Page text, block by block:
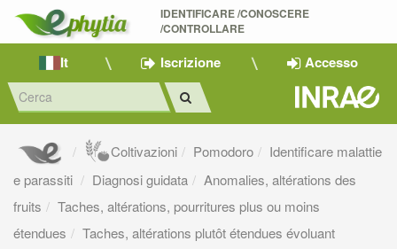
IDENTIFICARE /CONOSCERE
/CONTROLLARE
It Iscrizione Accesso
Coltivazioni Pomodoro
Identificare malattie
e parassiti
Diagnosi guidata
Anomalies, altérations des
fruits
Taches, altérations, pourritures plus ou moins
étendues
Taches, altérations plutôt étendues évoluant